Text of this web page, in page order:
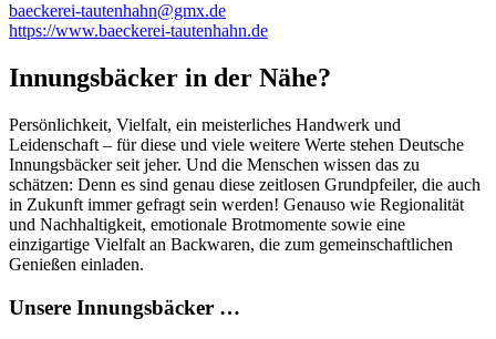
baeckerei-tautenhahn@gmx.de
https://www.baeckerei-tautenhahn.de
Innungsbäcker in der Nähe?
Persönlichkeit, Vielfalt, ein meisterliches Handwerk und
Leidenschaft – für diese und viele weitere Werte stehen Deutsche
Innungsbäcker seit jeher. Und die Menschen wissen das zu
schätzen: Denn es sind genau diese zeitlosen Grundpfeiler, die auch
in Zukunft immer gefragt sein werden! Genauso wie Regionalität
und Nachhaltigkeit, emotionale Brotmomente sowie eine
einzigartige Vielfalt an Backwaren, die zum gemeinschaftlichen
Genießen einladen.
Unsere Innungsbäcker …